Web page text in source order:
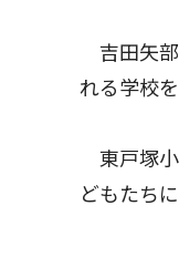
吉田矢部
れる学校
東戸塚小
どもたち